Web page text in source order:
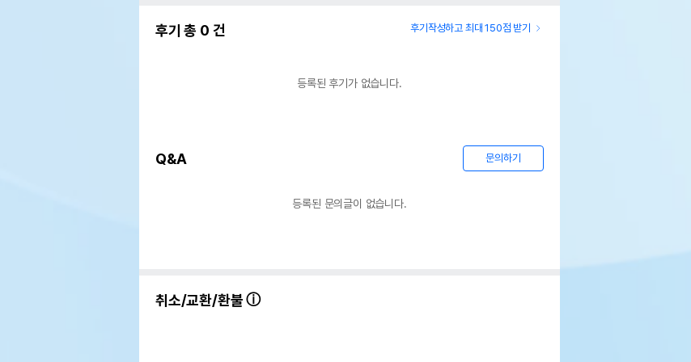
후기 총 0 건 후기작성하고 최대 150점 받기
등록된 후기가 없습니다.
Q&A 문의하기
등록된 문의글이 없습니다.
취소/교환/환불